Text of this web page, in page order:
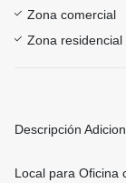
Zona comercial
Zona residencial
Descripción
Local para Oficina